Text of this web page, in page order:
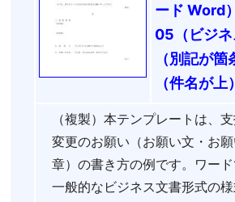
ード Word
05（ビジ
（別記が箇
（件名が上）
（複製）本テンプレートは、
変更のお願い（お願い文・お
章）の書き方の例です。ワー
一般的なビジネス文書形式の